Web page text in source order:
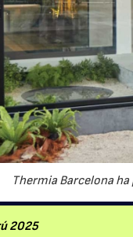
Thermia Barcelona ha
2025